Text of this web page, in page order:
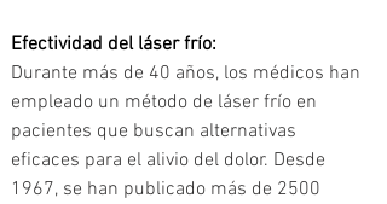
Efectividad del láser frío:
Durante más de 40 años, los médicos han
empleado un método de láser frío en
pacientes que buscan alternativas
eficaces para el alivio del dolor. Desde
1967, se han publicado más de 2500